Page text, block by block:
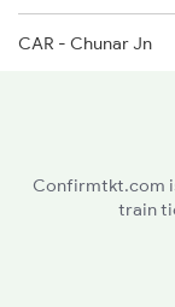
CAR - Chunar Jn
PCOI -
Confirmtkt.com
train